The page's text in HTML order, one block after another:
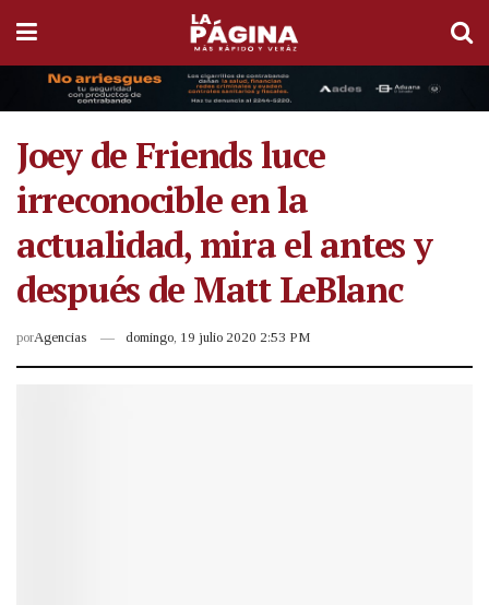
Joey de Friends luce
irreconocible en la
actualidad, mira el antes y
después de Matt LeBlanc
porAgencias domingo, 19 julio 2020 2:53 PM